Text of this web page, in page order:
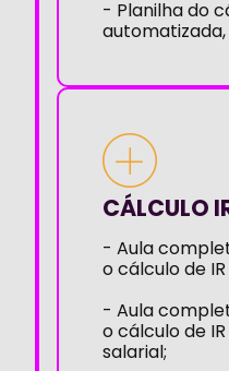
- Planilha do
automatizada,
CÁLCULO
- Aula
o cálculo de
- Aula
o cálculo de
salarial;